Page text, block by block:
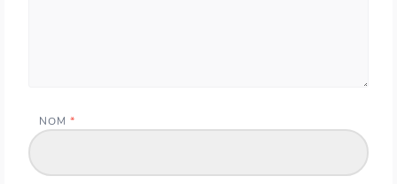
NOM *